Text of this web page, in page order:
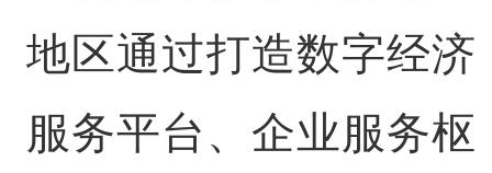
地区通过打造数字经济
服务平台、企业服务枢